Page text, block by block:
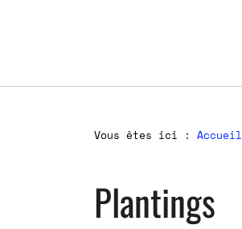
Vous êtes ici : Accueil
Plantings